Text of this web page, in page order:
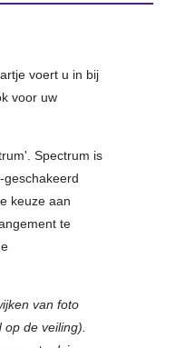
voert u in bij
voor uw
Spectrum is
keuze aan
te
van foto
de veiling).